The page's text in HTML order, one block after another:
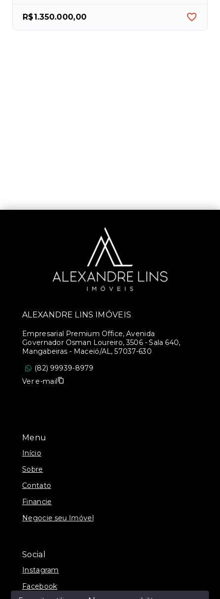
R$1.350.000,00
Menu
Início
Sobre
Contato
Financie
Negocie seu Imóvel
Social
Instagram
Facebook
ALEXANDRE LINS IMÓVEIS
Empresarial Premium Office, Avenida
Governador Osman Loureiro, 3506 - Sala 640,
Mangabeiras - Maceió/AL, 57037-630
(82) 99939-8979
Ver e-mail